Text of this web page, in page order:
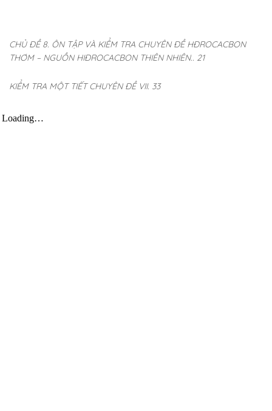
CHỦ ĐỀ 8. ÔN TẬP VÀ KIỂM TRA CHUYÊN ĐỀ HĐROCACBON
THƠM – NGUỒN HIĐROCACBON THIÊN NHIÊN.. 21
KIỂM TRA MỘT TIẾT CHUYÊN ĐỀ VII. 33